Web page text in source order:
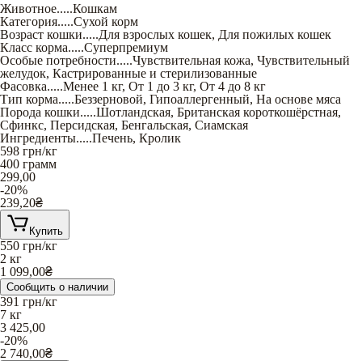
Животное.....Кошкам
Категория.....Сухой корм
Возраст кошки.....Для взрослых кошек, Для пожилых кошек
Класс корма.....Суперпремиум
Особые потребности.....Чувствительная кожа, Чувствительный
желудок, Кастрированные и стерилизованные
Фасовка.....Менее 1 кг, От 1 до 3 кг, От 4 до 8 кг
Тип корма.....Беззерновой, Гипоаллергенный, На основе мяса
Порода кошки.....Шотландская, Британская короткошёрстная,
Сфинкс, Персидская, Бенгальская, Сиамская
Ингредиенты.....Печень, Кролик
598 грн/кг
400 грамм
299,00
-20%
239,20₴
Купить
550 грн/кг
2 кг
1 099,00₴
Сообщить о наличии
391 грн/кг
7 кг
3 425,00
-20%
2 740,00₴